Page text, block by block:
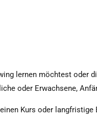
lernen möchtest
oder Erwachsene,
Kurs oder